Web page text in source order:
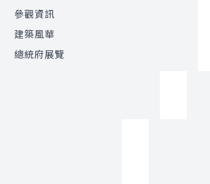
參觀資訊
建築風華
總統府展覽